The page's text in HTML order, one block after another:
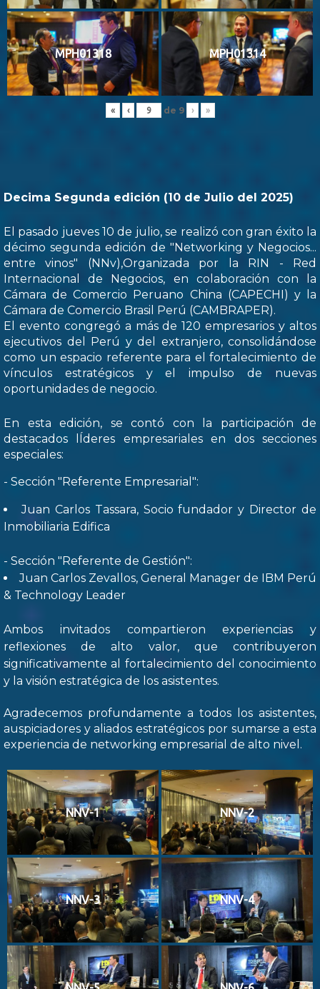
MPH01318 MPH01314
« ‹ de 9 › »
Decima Segunda edición (10 de Julio del 2025)
El pasado jueves 10 de julio, se realizó con gran éxito la
décimo segunda edición de "Networking y Negocios...
entre vinos" (NNv),Organizada por la RIN - Red
Internacional de Negocios, en colaboración con la
Cámara de Comercio Peruano China (CAPECHI) y la
Cámara de Comercio Brasil Perú (CAMBRAPER).
El evento congregó a más de 120 empresarios y altos
ejecutivos del Perú y del extranjero, consolidándose
como un espacio referente para el fortalecimiento de
vínculos estratégicos y el impulso de nuevas
oportunidades de negocio.
En esta edición, se contó con la participación de
destacados lÍderes empresariales en dos secciones
especiales:
- Sección "Referente Empresarial":
Juan Carlos Tassara, Socio fundador y Director de
Inmobiliaria Edifica
- Sección "Referente de Gestión":
Juan Carlos Zevallos, General Manager de IBM Perú
& Technology Leader
Ambos invitados compartieron experiencias y
reflexiones de alto valor, que contribuyeron
significativamente al fortalecimiento del conocimiento
y la visión estratégica de los asistentes.
Agradecemos profundamente a todos los asistentes,
auspiciadores y aliados estratégicos por sumarse a esta
experiencia de networking empresarial de alto nivel.
NNV-1 NNV-2
NNV-3 NNV-4